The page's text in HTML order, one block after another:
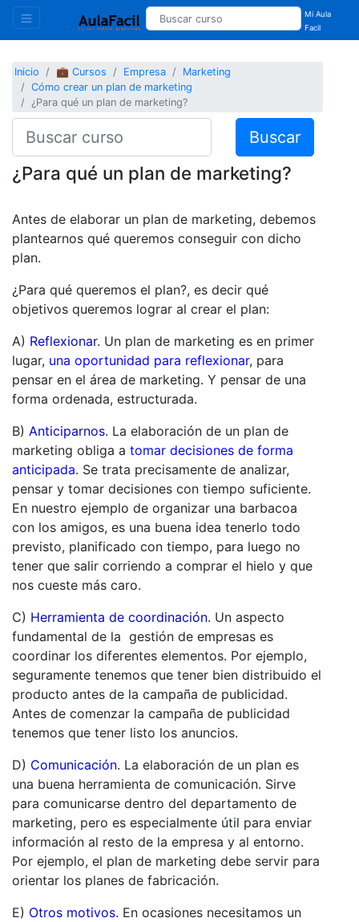
Mi Aula
Facil
Inicio 💼 Cursos Empresa
Marketing
Cómo crear un plan de marketing
¿Para qué un plan de marketing?
Buscar
¿Para qué un plan de marketing?
Antes de elaborar un plan de marketing, debemos
plantearnos qué queremos conseguir con dicho
plan.
¿Para qué queremos el plan?, es decir qué
objetivos queremos lograr al crear el plan:
A) Reflexionar. Un plan de marketing es en primer
lugar, una oportunidad para reflexionar, para
pensar en el área de marketing. Y pensar de una
forma ordenada, estructurada.
B) Anticiparnos. La elaboración de un plan de
marketing obliga a tomar decisiones de forma
anticipada. Se trata precisamente de analizar,
pensar y tomar decisiones con tiempo suficiente.
En nuestro ejemplo de organizar una barbacoa
con los amigos, es una buena idea tenerlo todo
previsto, planificado con tiempo, para luego no
tener que salir corriendo a comprar el hielo y que
nos cueste más caro.
C) Herramienta de coordinación. Un aspecto
fundamental de la gestión de empresas es
coordinar los diferentes elementos. Por ejemplo,
seguramente tenemos que tener bien distribuido el
producto antes de la campaña de publicidad.
Antes de comenzar la campaña de publicidad
tenemos que tener listo los anuncios.
D) Comunicación. La elaboración de un plan es
una buena herramienta de comunicación. Sirve
para comunicarse dentro del departamento de
marketing, pero es especialmente útil para enviar
información al resto de la empresa y al entorno.
Por ejemplo, el plan de marketing debe servir para
orientar los planes de fabricación.
E) Otros motivos. En ocasiones necesitamos un